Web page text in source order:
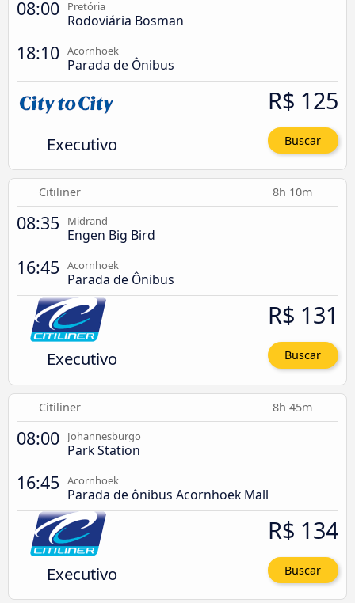
08:00 Pretória
Rodoviária Bosman
18:10 Acornhoek
Parada de Ônibus
Executivo
R$ 125
Buscar
Citiliner 8h 10m
08:35 Midrand
Engen Big Bird
16:45 Acornhoek
Parada de Ônibus
Executivo
R$ 131
Buscar
Citiliner 8h 45m
08:00 Johannesburgo
Park Station
16:45 Acornhoek
Parada de ônibus Acornhoek Mall
Executivo
R$ 134
Buscar